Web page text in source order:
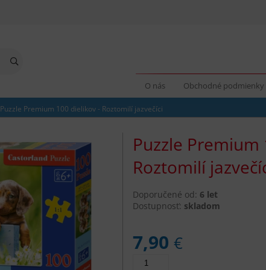
O nás Obchodné podmienky
Puzzle Premium 100 dielikov - Roztomilí jazvečíci
Puzzle
Roztomilí
Doporučené od: 6 let
Dostupnosť: skladom
7,90€